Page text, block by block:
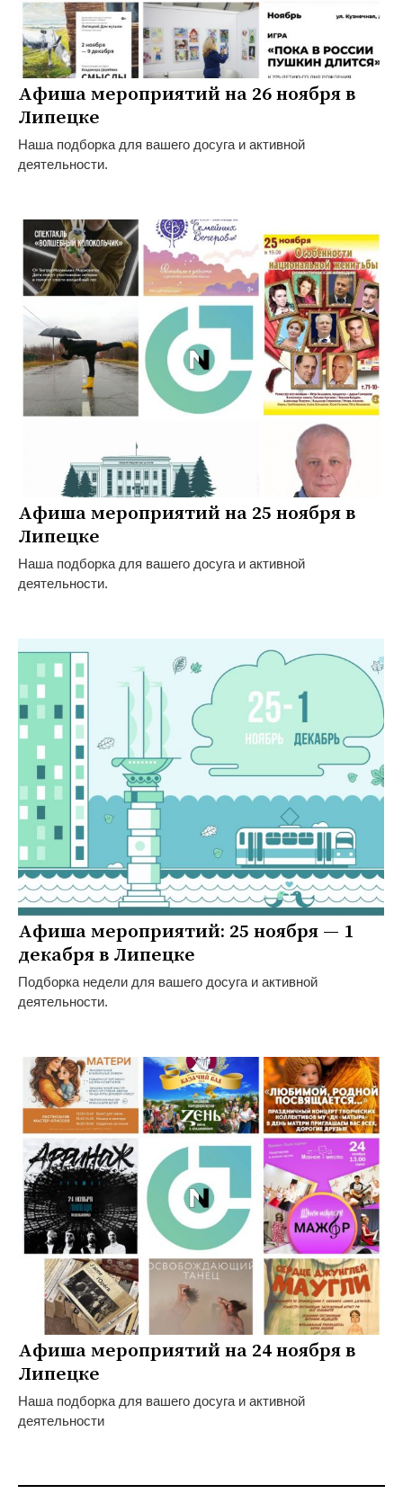
Афиша мероприятий на 26 ноября в
Липецке
Наша подборка для вашего досуга и активной
деятельности.
Афиша мероприятий на 25 ноября в
Липецке
Наша подборка для вашего досуга и активной
деятельности.
Афиша мероприятий: 25 ноября — 1
декабря в Липецке
Подборка недели для вашего досуга и активной
деятельности.
Афиша мероприятий на 24 ноября в
Липецке
Наша подборка для вашего досуга и активной
деятельности